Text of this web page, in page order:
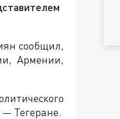
сообщил,
Армении,
— Тегеране.